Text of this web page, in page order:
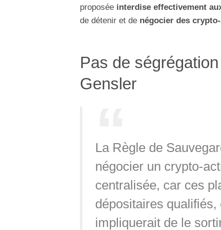
proposée interdise effectivement
de détenir et de négocier des
Pas de
Gensler
La Règle de
négocier un crypto-
centralisée, car ces
dépositaires qualifiés,
impliquerait de le